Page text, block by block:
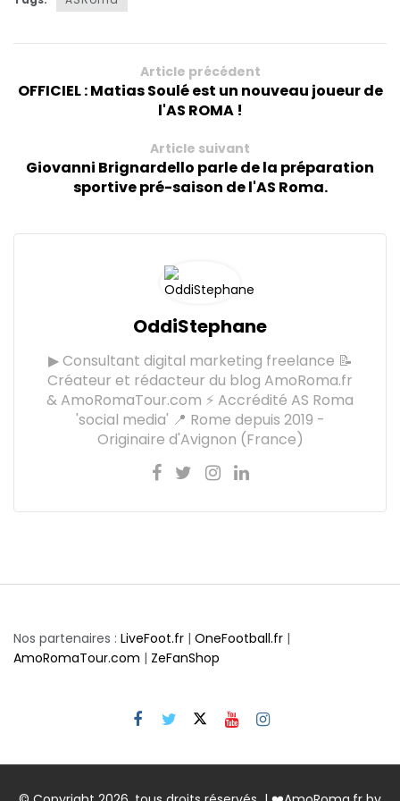
Article précédent
OFFICIEL : Matias Soulé est un nouveau joueur de
l'AS ROMA !
Article suivant
Giovanni Brignardello parle de la préparation
sportive pré-saison de l'AS Roma.
OddiStephane
▶ Consultant digital marketing freelance 📝
Créateur et rédacteur du blog AmoRoma.fr
& AmoRomaTour.com ⚡ Accrédité AS Roma
'social media' 📍 Rome depuis 2019 -
Originaire d'Avignon (France)
Nos partenaires : LiveFoot.fr | OneFootball.fr |
AmoRomaTour.com | ZeFanShop